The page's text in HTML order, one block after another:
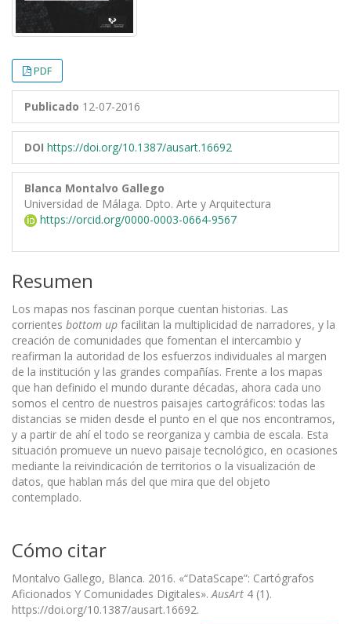
PDF
Publicado 12-07-2016
DOI https://doi.org/10.1387/ausart.16692
Blanca Montalvo Gallego
Universidad de Málaga. Dpto. Arte y Arquitectura
https://orcid.org/0000-0003-0664-9567
Resumen
Los mapas nos fascinan porque cuentan historias. Las
corrientes bottom up facilitan la multiplicidad de narradores, y la
creación de comunidades que fomentan el intercambio y
reafirman la autoridad de los esfuerzos individuales al margen
de la institución y las grandes compañías. Frente a los mapas
que han definido el mundo durante décadas, ahora cada uno
somos el centro de nuestros paisajes cartográficos: todas las
distancias se miden desde el punto en el que nos encontramos,
y a partir de ahí el todo se reorganiza y cambia de escala. Esta
situación promueve un nuevo paisaje tecnológico, en ocasiones
mediante la reivindicación de territorios o la visualización de
datos, que hablan más del que mira que del objeto
contemplado.
Cómo citar
Montalvo Gallego, Blanca. 2016. «“DataScape”: Cartógrafos
Aficionados Y Comunidades Digitales». AusArt 4 (1).
https://doi.org/10.1387/ausart.16692.